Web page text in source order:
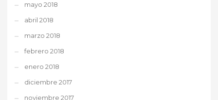
mayo 2018
abril 2018
marzo 2018
febrero 2018
enero 2018
diciembre 2017
noviembre 2017